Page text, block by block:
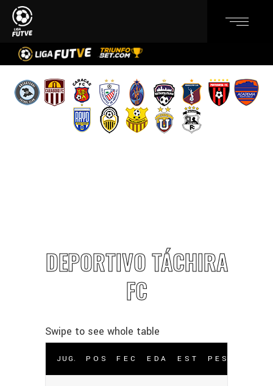
DEPORTIVO TÁCHIRA
FC
JUGADORPOSICIÓNFECHA DE NACIMIENTO
EDAD ESTATURA
PESO